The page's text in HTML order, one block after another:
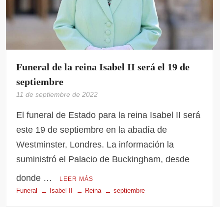
Funeral de la reina Isabel II será el 19 de
septiembre
11 de septiembre de 2022
El funeral de Estado para la reina Isabel II será
este 19 de septiembre en la abadía de
Westminster, Londres. La información la
suministró el Palacio de Buckingham, desde
donde …
LEER MÁS
Funeral Isabel II Reina septiembre